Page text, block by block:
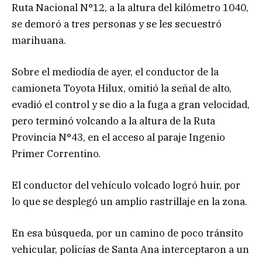
Ruta Nacional N°12, a la altura del kilómetro 1040,
se demoró a tres personas y se les secuestró
marihuana.
Sobre el mediodía de ayer, el conductor de la
camioneta Toyota Hilux, omitió la señal de alto,
evadió el control y se dio a la fuga a gran velocidad,
pero terminó volcando a la altura de la Ruta
Provincia N°43, en el acceso al paraje Ingenio
Primer Correntino.
El conductor del vehículo volcado logró huir, por
lo que se desplegó un amplio rastrillaje en la zona.
En esa búsqueda, por un camino de poco tránsito
vehicular, policías de Santa Ana interceptaron a un